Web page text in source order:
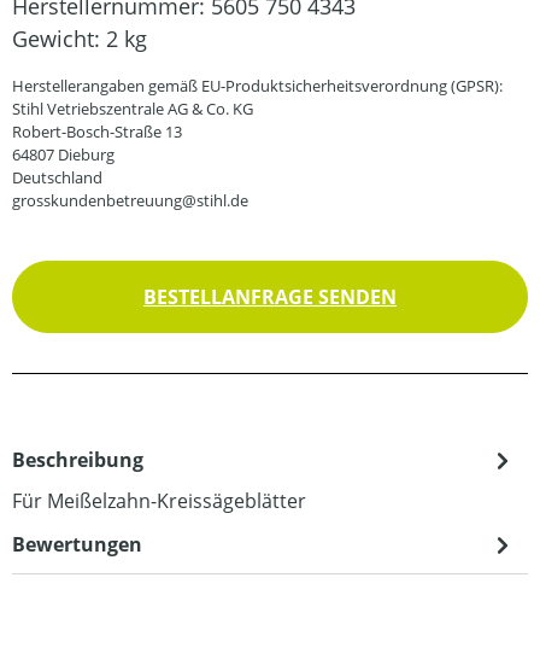
Herstellernummer: 5605 750 4343
Gewicht: 2 kg
Herstellerangaben gemäß EU-Produktsicherheitsverordnung (GPSR):
Stihl Vetriebszentrale AG & Co. KG
Robert-Bosch-Straße 13
64807 Dieburg
Deutschland
grosskundenbetreuung@stihl.de
BESTELLANFRAGE SENDEN
Beschreibung
Für Meißelzahn-Kreissägeblätter
Bewertungen